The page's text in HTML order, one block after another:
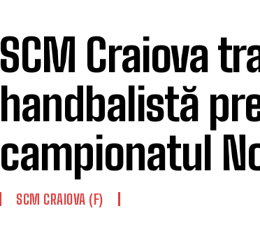
SCM Craiova
handbalistă
campionatul
SCM CRAIOVA (F)